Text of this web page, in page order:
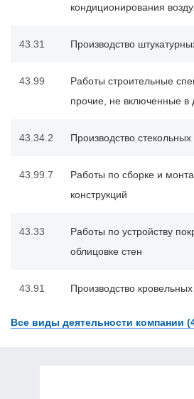
кондиционирования
43.31 Производство
43.99
Работы строительные
прочие, не включенные в
43.34.2 Производство стекольных
43.99.7
Работы по сборке и
конструкций
43.33
Работы по устройству
облицовке стен
43.91 Производство
Все виды деятельности компании